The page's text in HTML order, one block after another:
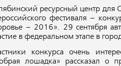
ресурсный центр для
фестиваля –
– 2016». 29 сентября
в федеральном этапе в
конкурса очень
лошадка» рассказал о